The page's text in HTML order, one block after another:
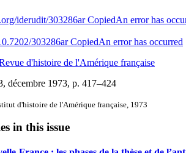
iderudit/303286arCopiedAn error has
303286arCopiedAn error has occurred
d'histoire de l'Amérique française
décembre 1973, p. 417–424
d'histoire de l'Amérique française, 1973
in this issue